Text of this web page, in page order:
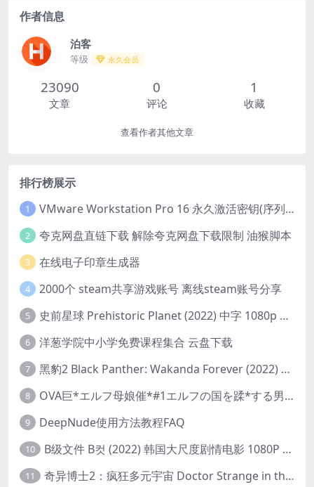
作者信息
泊客
等级 永久会员
23090
文章
0
评论
1
收藏
查看作者其他文章
排行榜展示
1 VMware Workstation Pro 16 永久激活密钥(序列号)
2 夸克网盘直链下载 解除夸克网盘下载限制 油猴脚本
3 在线电子印章生成器
4 2000个 steam共享游戏账号 离线steam账号分享
5 史前星球 Prehistoric Planet (2022) 中字 1080p 高清 阿里云盘 2022.5.27已更新全集
6 洋葱学院中小学免费课程集合 云盘下载
7 黑豹2 Black Panther: Wakanda Forever (2022) 高清版
8 OVA巨*エルフ母娘催*#1エルフの国を蹂*する男。汚された女王と姫
9 DeepNude使用方法教程FAQ
10 B级文件 B컷 (2022) 韩国大尺度剧情电影 1080P 中字
11 奇异博士2：疯狂多元宇宙 Doctor Strange in the Multiverse of Madness (2022) 高清版1080p